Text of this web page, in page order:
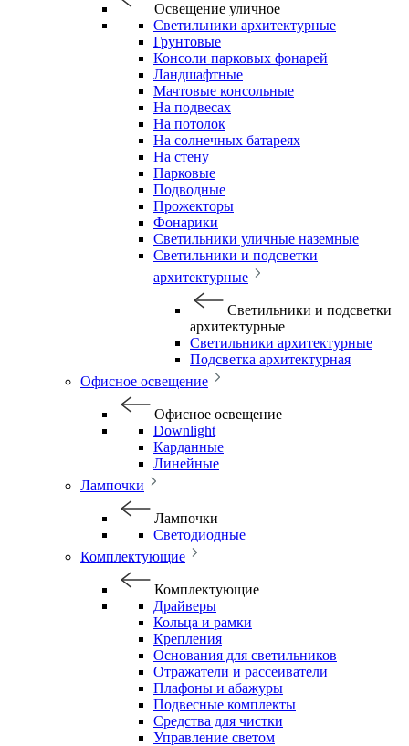
Освещение уличное
Светильники архитектурные
Грунтовые
Консоли парковых фонарей
Ландшафтные
Мачтовые консольные
На подвесах
На потолок
На солнечных батареях
На стену
Парковые
Подводные
Прожекторы
Фонарики
Светильники уличные наземные
Светильники и подсветки
архитектурные
Светильники и подсветки
архитектурные
Светильники архитектурные
Подсветка архитектурная
Офисное освещение
Офисное освещение
Downlight
Карданные
Линейные
Лампочки
Лампочки
Светодиодные
Комплектующие
Комплектующие
Драйверы
Кольца и рамки
Крепления
Основания для светильников
Отражатели и рассеиватели
Плафоны и абажуры
Подвесные комплекты
Средства для чистки
Управление светом